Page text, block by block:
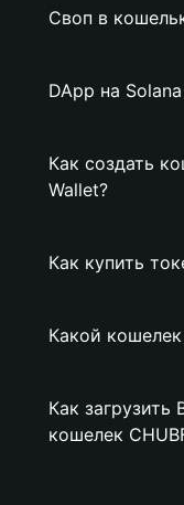
Своп в
DApp на Solana
Как создать
Wallet?
Как купить
Какой
Как загрузить
кошелек